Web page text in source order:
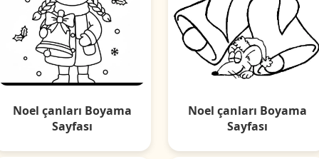
Noel çanları Boyama
Sayfası
Noel çanları Boyama
Sayfası